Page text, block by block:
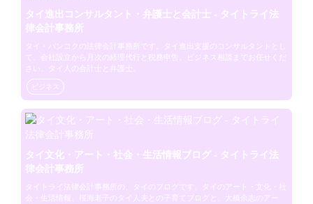
タイ進出コンサルタント・弁護士と会計士 - タイトライ法
律会計事務所
タイ・バンコクの法律会計事務所です。タイ進出支援のコンサルタントとし
て、会社設立から月次の経理代行と税務申告、ビジネス相談までお任せくだ
さい。タイ人の会計士と弁護士。
ビジネス
タイ文化・アート・社会・生活情報ブログ - タイトライ法
律会計事務所
タイトライ法律会計事務所の、タイのブログです。タイのアート・文化・社
会・生活情報、桜海老子のタイ人夫との子育てブログと、大橋余志のアー